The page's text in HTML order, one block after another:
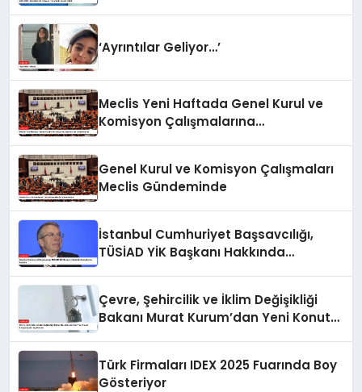
‘Ayrıntılar Geliyor…’
Meclis Yeni Haftada Genel Kurul ve
Komisyon Çalışmalarına
Genel Kurul ve Komisyon Çalışmaları
Meclis Gündeminde
İstanbul Cumhuriyet Başsavcılığı,
TÜSİAD YİK Başkanı Hakkında
Çevre, Şehircilik ve İklim Değişikliği
Bakanı Murat Kurum’dan Yeni Konut
Türk Firmaları IDEX 2025 Fuarında Boy
Gösteriyor